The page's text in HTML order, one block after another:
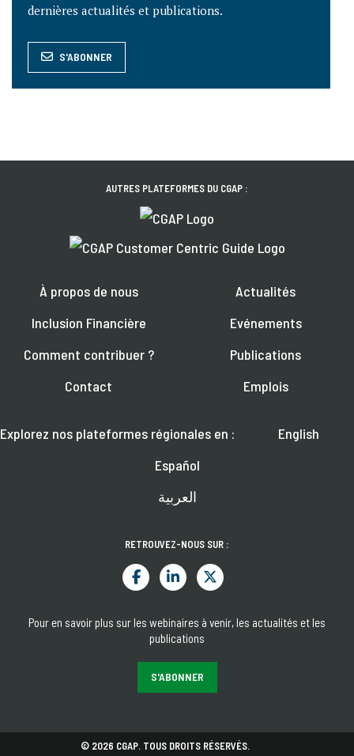
dernières actualités et publications.
S'ABONNER
AUTRES PLATEFORMES DU CGAP :
À propos de nous
Inclusion Financière
Comment contribuer ?
Contact
Actualités
Evénements
Publications
Emplois
Explorez nos plateformes régionales en :
English
Español
العربية
RETROUVEZ-NOUS SUR :
Pour en savoir plus sur les webinaires à venir, les actualités et les
publications
S'ABONNER
© 2026 CGAP. TOUS DROITS RÉSERVÉS.